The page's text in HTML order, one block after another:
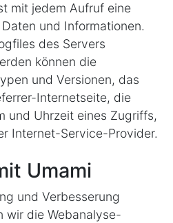
mit jedem Aufruf eine
und Informationen.
des Servers
können die
und Versionen, das
Internetseite, die
und Uhrzeit eines Zugriffs,
Internet-Service-Provider.
Umami
und Verbesserung
wir die Webanalyse-